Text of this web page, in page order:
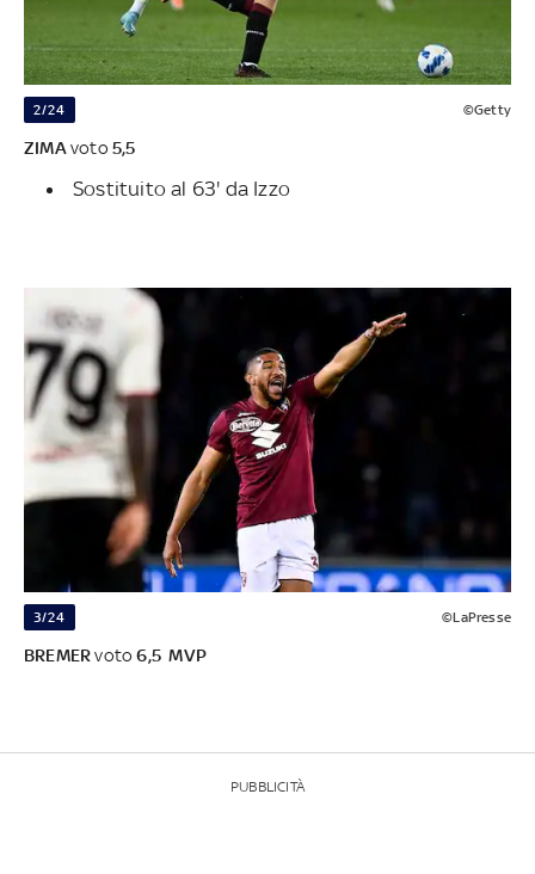
2/24 ©Getty
ZIMA voto 5,5
Sostituito al 63' da Izzo
3/24 ©LaPresse
BREMERvoto6,5 MVP
PUBBLICITÀ